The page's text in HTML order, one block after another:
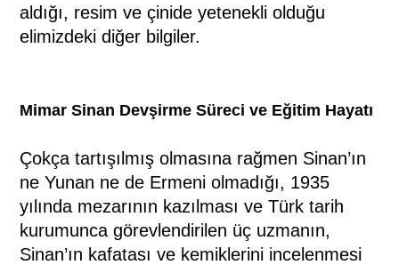
aldığı, resim ve çinide yetenekli olduğu
elimizdeki diğer bilgiler.
Mimar Sinan Devşirme Süreci ve Eğitim Hayatı
Çokça tartışılmış olmasına rağmen Sinan’ın
ne Yunan ne de Ermeni olmadığı, 1935
yılında mezarının kazılması ve Türk tarih
kurumunca görevlendirilen üç uzmanın,
Sinan’ın kafatası ve kemiklerini incelenmesi